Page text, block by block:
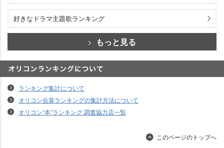
好きなドラマ主題歌ランキング
もっと見る
ランキング集計について
オリコン合算ランキングの集計方法について
オリコン“本”ランキング 調査協力店一覧
このページのトップへ